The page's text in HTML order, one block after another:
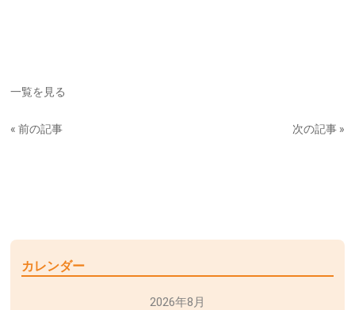
一覧を見る
« 前の記事 次の記事 »
カレンダー
2026年8月